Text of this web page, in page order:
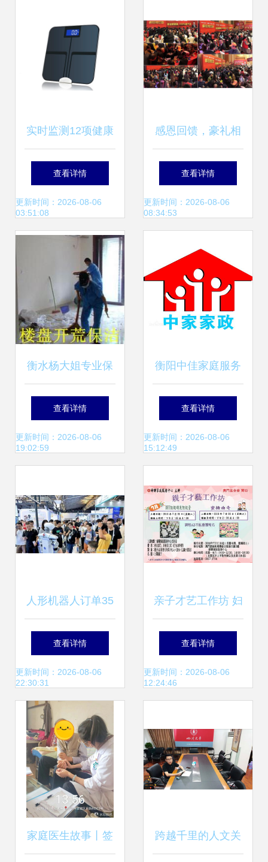
实时监测12项健康
指标 欧美家庭健康
产品的火爆与未来
趋势
查看详情
更新时间：2026-08-06
03:51:08
感恩回馈，豪礼相
送——科恩电器皖
中总裁签售引爆家
查看详情
更新时间：2026-08-06
08:34:53
衡水杨大姐专业保
洁美缝公司 品质家
政，守护家的洁净
查看详情
更新时间：2026-08-06
19:02:59
衡阳中佳家庭服务
专业家政，贴心守
护
查看详情
更新时间：2026-08-06
15:12:49
人形机器人订单35
亿交付不足千台 家
政服务市场的尴尬
生意与买单困境
查看详情
更新时间：2026-08-06
22:30:31
亲子才艺工作坊 妇
联家庭服务中心的
家庭服务新篇章
查看详情
更新时间：2026-08-06
12:24:46
家庭医生故事丨签 跨越千里的人文关